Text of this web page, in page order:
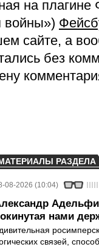
на
войны»)
сайте, а
без
РАЗДЕЛА
08-2026 (10:04)
нами
связей,